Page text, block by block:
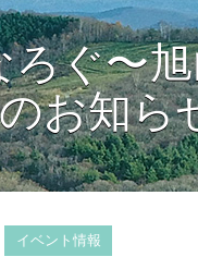
ろぐ〜
お知ら
イベント情報